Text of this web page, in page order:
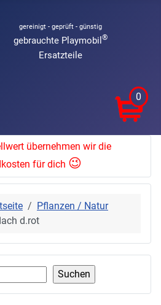
gereinigt - geprüft - günstig
gebrauchte Playmobil®
Ersatzteile
0
übernehmen wir die
für dich 😉
Pflanzen / Natur
d.rot